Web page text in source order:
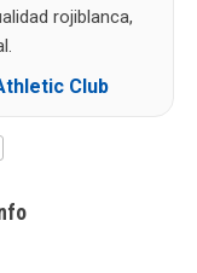
rojiblanca,
Club